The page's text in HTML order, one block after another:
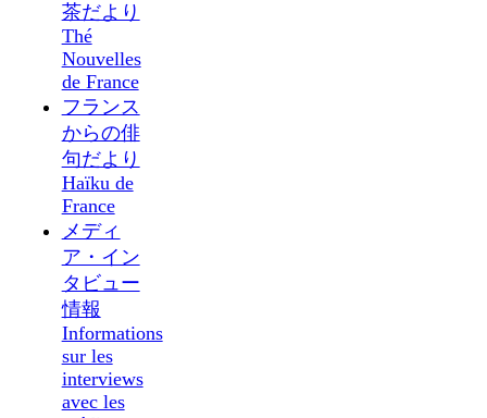
茶だより
Thé
Nouvelles
de France
フランス
からの俳
句だより
Haïku de
France
メディ
ア・イン
タビュー
情報
Informations
sur les
interviews
avec les